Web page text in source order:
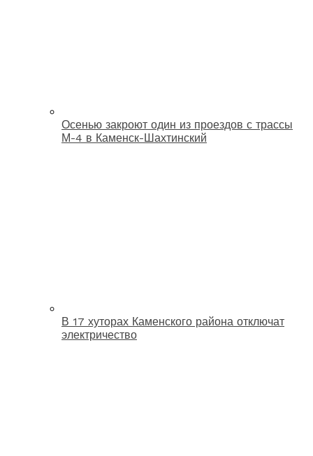
Осенью закроют один из проездов с трассы
М-4 в Каменск-Шахтинский
В 17 хуторах Каменского района отключат
электричество